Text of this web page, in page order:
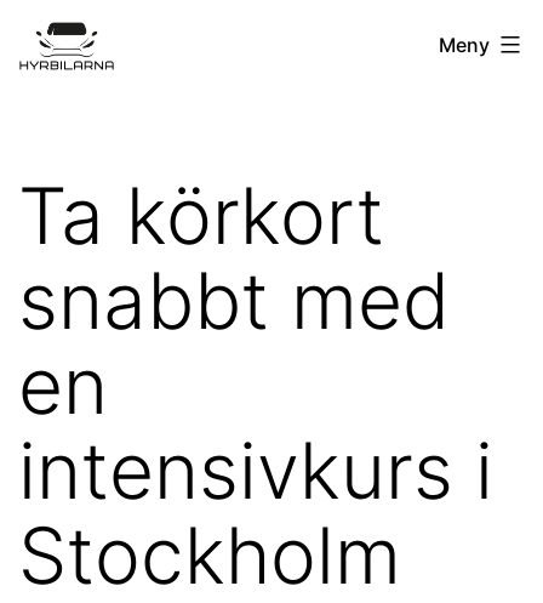
Hoppa
till Hyrbilarna.se Meny
Ta körkort
snabbt med
en
intensivkurs i
Stockholm